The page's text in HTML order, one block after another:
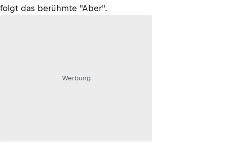
folgt das berühmte "Aber".
Werbung